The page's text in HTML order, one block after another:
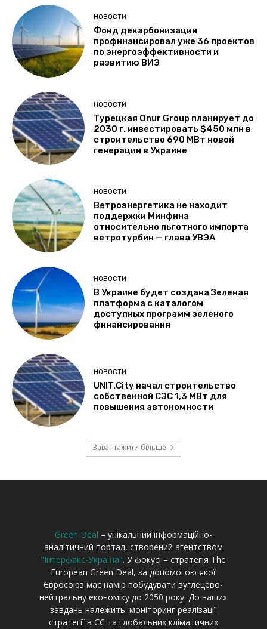
Green Deal – унікальний інформаційно-
аналітичний портал, створений агентством
"Інтерфакс-Україна". У фокусі – стратегія The
European Green Deal, за допомогою якої
Євросоюз має намір побудувати вуглецево-
нейтральну економіку до 2050 року. До наших
завдань належить: моніторинг реалізації
стратегії в ЄС та глобальних кліматичних